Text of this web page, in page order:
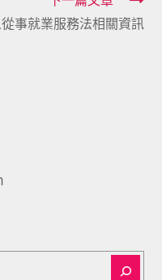
從事就業服務法相關資訊